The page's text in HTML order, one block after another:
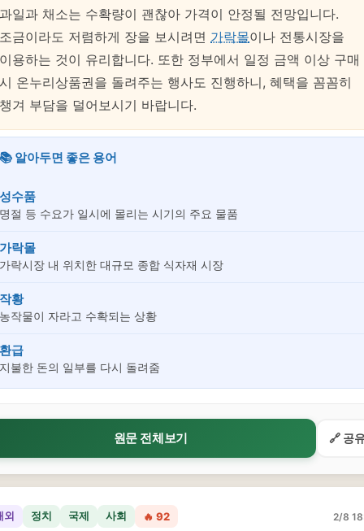
과일과 채소는 수확량이 괜찮아 가격이 안정될 전망입니다.
조금이라도 저렴하게 장을 보시려면 가락몰이나 전통시장을
이용하는 것이 유리합니다. 또한 정부에서 일정 금액 이상 구매
시 온누리상품권을 돌려주는 행사도 진행하니, 혜택을 꼼꼼히
챙겨 부담을 덜어보시기 바랍니다.
📚 알아두면 좋은 용어
성수품
명절 등 수요가 일시에 몰리는 시기의 주요 물품
가락몰
가락시장 내 위치한 대규모 종합 식자재 시장
작황
농작물이 자라고 수확되는 상황
환급
지불한 돈의 일부를 다시 돌려줌
원문 전체보기 🔗 공
외 정치 국제 사회 🔥 92 2/8